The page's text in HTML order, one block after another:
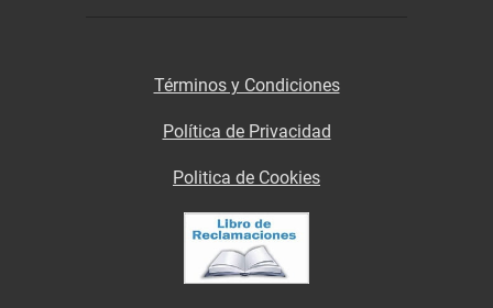
Términos y Condiciones
Política de Privacidad
Politica de Cookies